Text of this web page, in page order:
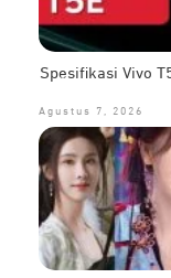
Spesifikasi Vivo
Agustus 7, 2026